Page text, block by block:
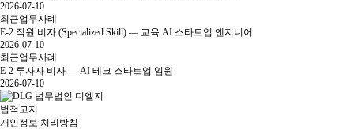
2026-07-10
최근업무사례
E-2 직원 비자 (Specialized Skill) — 교육 AI 스타트업 엔지니어
2026-07-10
최근업무사례
E-2 투자자 비자 — AI 테크 스타트업 임원
2026-07-10
법적고지
개인정보 처리방침